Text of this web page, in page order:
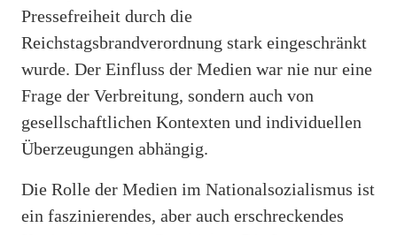
Pressefreiheit durch die
Reichstagsbrandverordnung stark eingeschränkt
wurde. Der Einfluss der Medien war nie nur eine
Frage der Verbreitung, sondern auch von
gesellschaftlichen Kontexten und individuellen
Überzeugungen abhängig.
Die Rolle der Medien im Nationalsozialismus ist
ein faszinierendes, aber auch erschreckendes